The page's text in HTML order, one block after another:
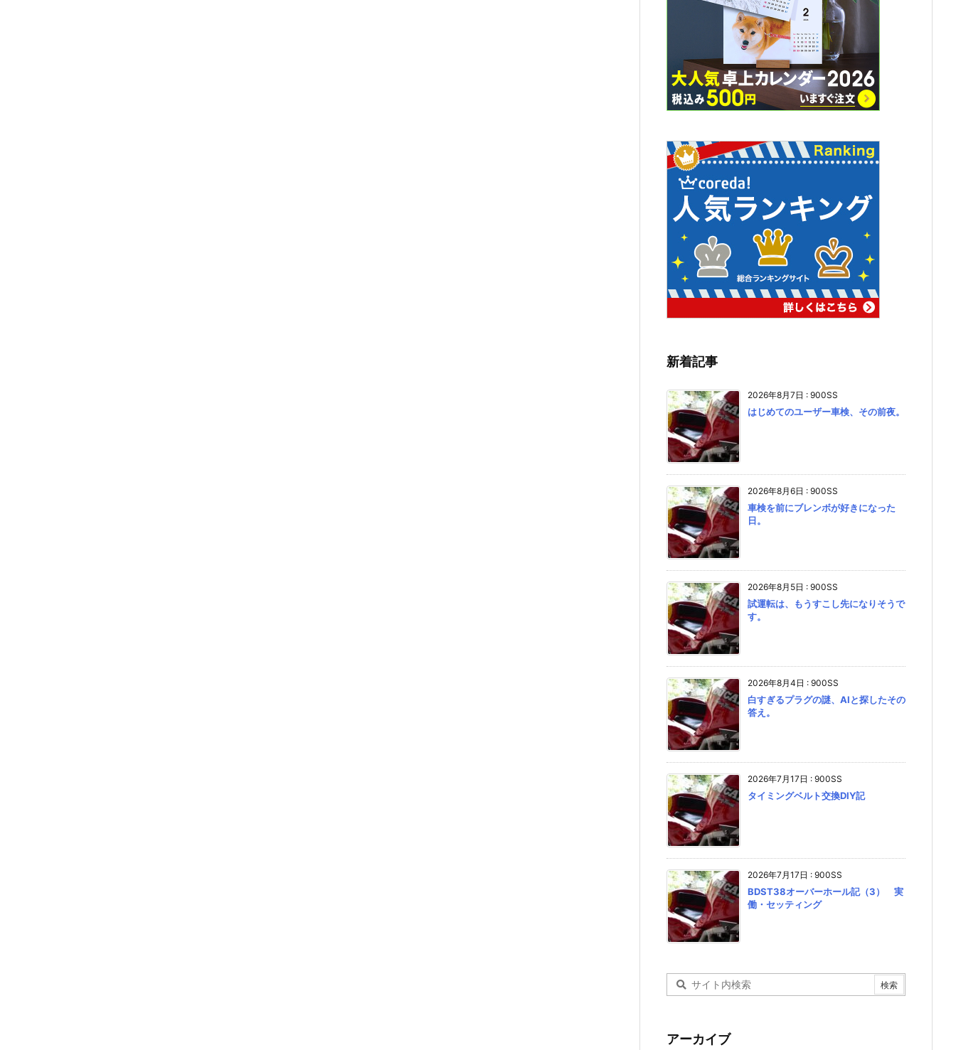
新着記事
2026年8月7日 : 900SS
はじめてのユーザー車検、その前夜。
2026年8月6日 : 900SS
車検を前にブレンボが好きになった
日。
2026年8月5日 : 900SS
試運転は、もうすこし先になりそうで
す。
2026年8月4日 : 900SS
白すぎるプラグの謎、AIと探したその
答え。
2026年7月17日 : 900SS
タイミングベルト交換DIY記
2026年7月17日 : 900SS
BDST38オーバーホール記（3） 実
働・セッティング
アーカイブ